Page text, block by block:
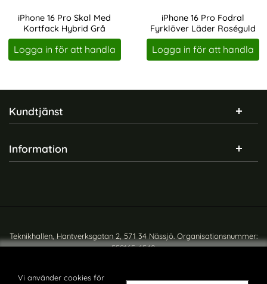
Vi använder cookies för
iPhone 16 Pro Skal Med
Kortfack Hybrid Grå
Art. nr 229989
Logga in för att handla
iPhone 16 Pro Fodral
Fyrklöver Läder Roséguld
Art. nr 229937
Logga in för att handla
Sidfot Blandad info och länkar
Kundtjänst
Information
Teknikhallen, Hantverksgatan 2, 571 34 Nässjö. Organisationsnummer:
559165-6540